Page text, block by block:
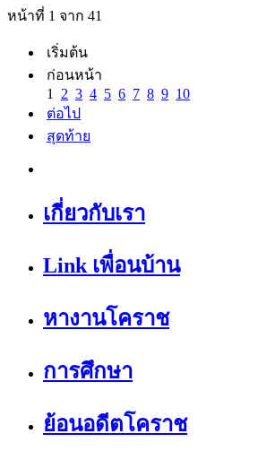
หน้าที่ 1 จาก 41
เริ่มต้น
ก่อนหน้า
1
2 3 4 5 6 7 8 9 10
ต่อไป
สุดท้าย
เกี่ยวกับเรา
Link เพื่อนบ้าน
หางานโคราช
การศึกษา
ย้อนอดีตโคราช